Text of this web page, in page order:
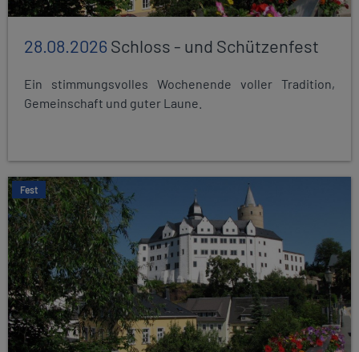
28.08.2026Schloss - und Schützenfest
Ein stimmungsvolles Wochenende voller Tradition,
Gemeinschaft und guter Laune.
Fest